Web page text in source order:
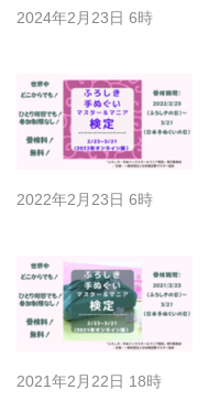
2024年2月23日 6時
2022年2月23日 6時
2021年2月22日 18時